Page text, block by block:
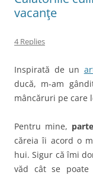
vacanţe
4 Replies
Inspirată de un
ducă, m-am
mâncăruri pe care
Pentru mine,
căreia îi acord o
hui. Sigur că îmi
văd cât se